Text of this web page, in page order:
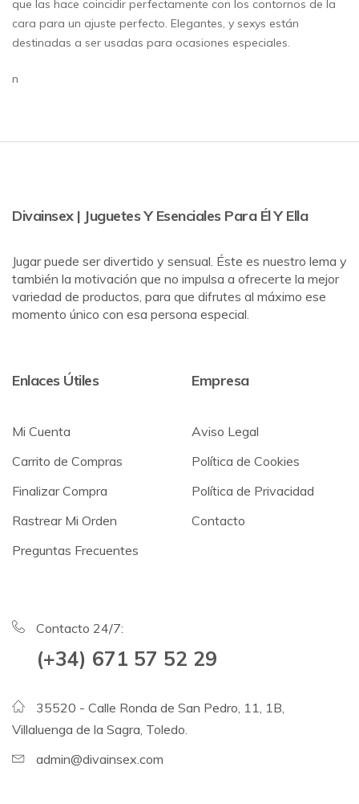
que las hace coincidir perfectamente con los contornos de la
cara para un ajuste perfecto. Elegantes, y sexys están
destinadas a ser usadas para ocasiones especiales.
n
Divainsex | Juguetes Y Esenciales Para Él Y Ella
Jugar puede ser divertido y sensual. Éste es nuestro lema y
también la motivación que no impulsa a ofrecerte la mejor
variedad de productos, para que difrutes al máximo ese
momento único con esa persona especial.
Enlaces Útiles
Mi Cuenta
Carrito de Compras
Finalizar Compra
Rastrear Mi Orden
Preguntas Frecuentes
Empresa
Aviso Legal
Política de Cookies
Política de Privacidad
Contacto
Contacto 24/7:
(+34) 671 57 52 29
35520 - Calle Ronda de San Pedro, 11, 1B,
Villaluenga de la Sagra, Toledo.
admin@divainsex.com